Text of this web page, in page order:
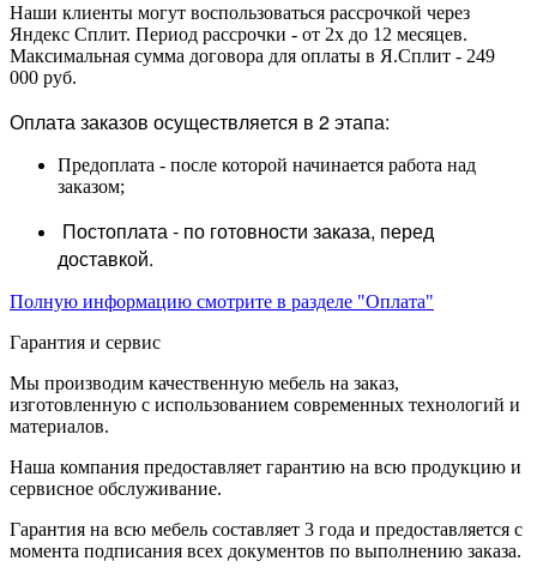
Наши клиенты могут воспользоваться рассрочкой через
Яндекс Сплит. Период рассрочки - от 2х до 12 месяцев.
Максимальная сумма договора для оплаты в Я.Сплит - 249
000 руб.
Оплата заказов осуществляется в 2 этапа:
Предоплата - после которой начинается работа над
заказом;
Постоплата - по готовности заказа, перед
доставкой.
Полную информацию смотрите в разделе "Оплата"
Гарантия и сервис
Мы производим качественную мебель на заказ,
изготовленную с использованием современных технологий и
материалов.
Наша компания предоставляет гарантию на всю продукцию и
сервисное обслуживание.
Гарантия на всю мебель составляет 3 года и предоставляется с
момента подписания всех документов по выполнению заказа.